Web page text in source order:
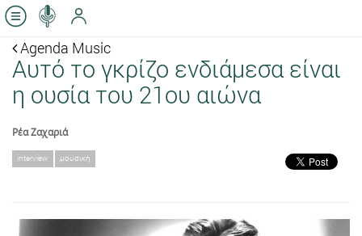
Agenda Music
Αυτό το γκρίζο ενδιάμεσα είναι
η ουσία του 21ου αιώνα
Ρέα Ζαχαριά
interview μουσική